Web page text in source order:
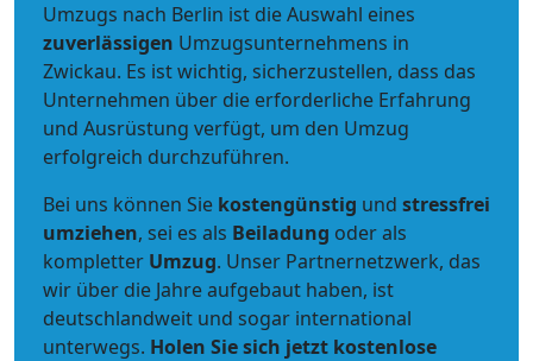
Umzugs nach Berlin ist die Auswahl eines
zuverlässigen Umzugsunternehmens in
Zwickau. Es ist wichtig, sicherzustellen, dass das
Unternehmen über die erforderliche Erfahrung
und Ausrüstung verfügt, um den Umzug
erfolgreich durchzuführen.
Bei uns können Sie kostengünstig und stressfrei
umziehen, sei es als Beiladung oder als
kompletter Umzug. Unser Partnernetzwerk, das
wir über die Jahre aufgebaut haben, ist
deutschlandweit und sogar international
unterwegs. Holen Sie sich jetzt kostenlose